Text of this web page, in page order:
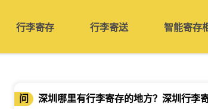
行李寄存 行李寄送 智能寄存
问 深圳哪里有行李寄存的地方？深圳行李